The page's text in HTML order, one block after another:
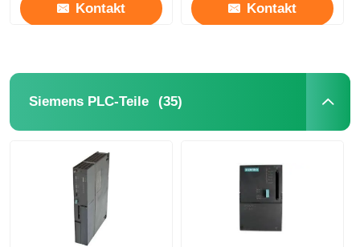
Kontakt Kontakt
Siemens PLC-Teile (35)